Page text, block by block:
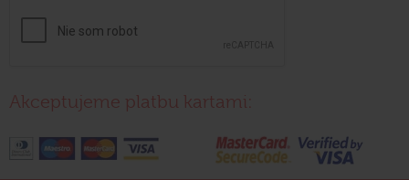
Akceptujeme platbu kartami: